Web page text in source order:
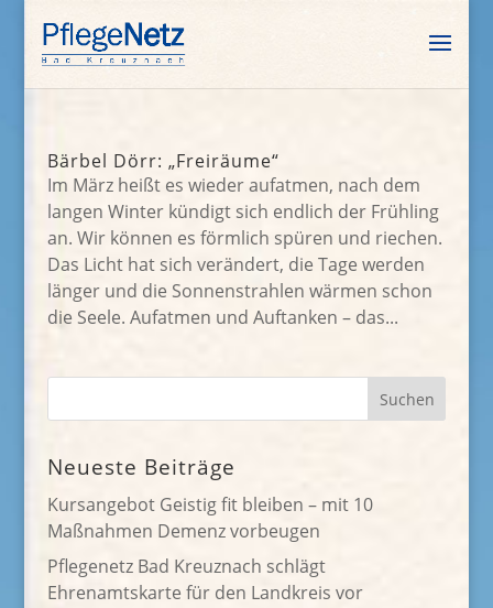
Bärbel Dörr: „Freiräume“
Im März heißt es wieder aufatmen, nach dem
langen Winter kündigt sich endlich der Frühling
an. Wir können es förmlich spüren und riechen.
Das Licht hat sich verändert, die Tage werden
länger und die Sonnenstrahlen wärmen schon
die Seele. Aufatmen und Auftanken – das...
Neueste Beiträge
Kursangebot Geistig fit bleiben – mit 10
Maßnahmen Demenz vorbeugen
Pflegenetz Bad Kreuznach schlägt
Ehrenamtskarte für den Landkreis vor